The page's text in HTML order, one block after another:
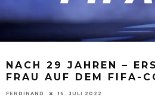
NACH 29 JAHREN –
FRAU AUF DEM FIFA-
FERDINAND 16. JULI 2022